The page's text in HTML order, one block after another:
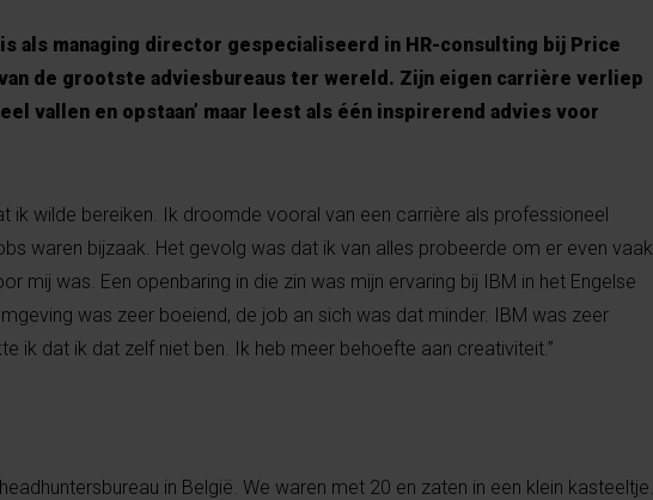
als managing director gespecialiseerd in HR-consulting bij Price
de grootste adviesbureaus ter wereld. Zijn eigen carrière verliep
vallen en opstaan’ maar leest als één inspirerend advies voor
ik wilde bereiken. Ik droomde vooral van een carrière als professioneel
waren bijzaak. Het gevolg was dat ik van alles probeerde om er even vaak
mij was. Een openbaring in die zin was mijn ervaring bij IBM in het Engelse
was zeer boeiend, de job an sich was dat minder. IBM was zeer
ik dat ik dat zelf niet ben. Ik heb meer behoefte aan creativiteit.”
in België. We waren met 20 en zaten in een klein kasteeltje.